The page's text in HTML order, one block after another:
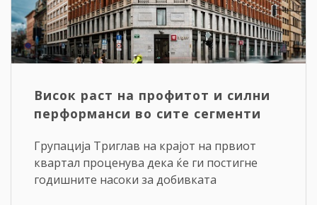
Висок раст на профитот и силни
перформанси во сите сегменти
Групација Триглав на крајот на првиот
квартал проценува дека ќе ги постигне
годишните насоки за добивката